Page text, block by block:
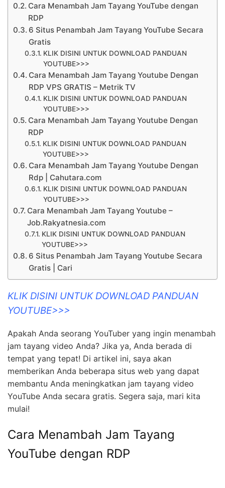
Cara Menambah Jam Tayang YouTube dengan
RDP
6 Situs Penambah Jam Tayang YouTube Secara
Gratis
KLIK DISINI UNTUK DOWNLOAD PANDUAN
YOUTUBE>>>
Cara Menambah Jam Tayang Youtube Dengan
RDP VPS GRATIS – Metrik TV
KLIK DISINI UNTUK DOWNLOAD PANDUAN
YOUTUBE>>>
Cara Menambah Jam Tayang Youtube Dengan
RDP
KLIK DISINI UNTUK DOWNLOAD PANDUAN
YOUTUBE>>>
Cara Menambah Jam Tayang Youtube Dengan
Rdp | Cahutara.com
KLIK DISINI UNTUK DOWNLOAD PANDUAN
YOUTUBE>>>
Cara Menambah Jam Tayang Youtube –
Job.Rakyatnesia.com
KLIK DISINI UNTUK DOWNLOAD PANDUAN
YOUTUBE>>>
6 Situs Penambah Jam Tayang Youtube Secara
Gratis | Cari
KLIK DISINI UNTUK DOWNLOAD PANDUAN
YOUTUBE>>>
Apakah Anda seorang YouTuber yang ingin menambah
jam tayang video Anda? Jika ya, Anda berada di
tempat yang tepat! Di artikel ini, saya akan
memberikan Anda beberapa situs web yang dapat
membantu Anda meningkatkan jam tayang video
YouTube Anda secara gratis. Segera saja, mari kita
mulai!
Cara Menambah Jam Tayang
YouTube dengan RDP